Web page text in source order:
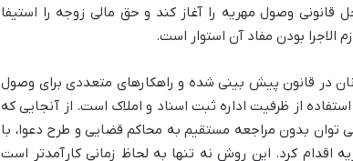
قانونی وصول مهریه را آغاز کند و حق مالی زوجه را استیفا
الاجرا بودن مفاد آن استوار است.
در قانون پیش بینی شده و راهکارهای متعددی برای وصول
از ظرفیت اداره ثبت اسناد و املاک است. از آنجایی که
توان بدون مراجعه مستقیم به محاکم قضایی و طرح دعوا، با
اقدام کرد. این روش نه تنها به لحاظ زمانی کارآمدتر است